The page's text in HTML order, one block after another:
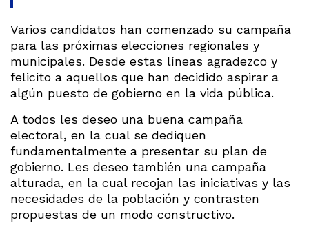
Varios candidatos han comenzado su campaña
para las próximas elecciones regionales y
municipales. Desde estas líneas agradezco y
felicito a aquellos que han decidido aspirar a
algún puesto de gobierno en la vida pública.
A todos les deseo una buena campaña
electoral, en la cual se dediquen
fundamentalmente a presentar su plan de
gobierno. Les deseo también una campaña
alturada, en la cual recojan las iniciativas y las
necesidades de la población y contrasten
propuestas de un modo constructivo.